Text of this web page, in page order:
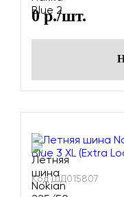
0р./шт.
Код ШД015807